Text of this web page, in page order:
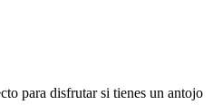
para disfrutar si tienes un antojo